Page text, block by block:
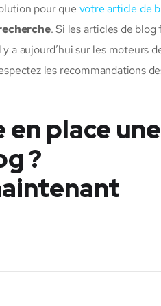
pour que votre article de
. Si les articles de
a aujourd’hui sur les moteurs
les recommandations
place
?